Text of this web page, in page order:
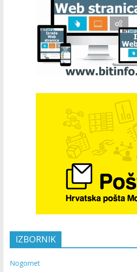
IZBORNIK
Nogomet